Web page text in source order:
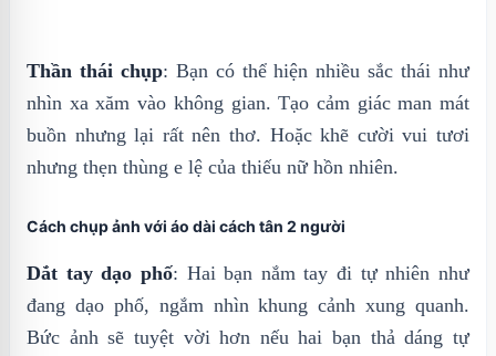
Thần thái chụp: Bạn có thể hiện nhiều sắc thái như
nhìn xa xăm vào không gian. Tạo cảm giác man mát
buồn nhưng lại rất nên thơ. Hoặc khẽ cười vui tươi
nhưng thẹn thùng e lệ của thiếu nữ hồn nhiên.
Cách chụp ảnh với áo dài cách tân 2 người
Dắt tay dạo phố: Hai bạn nắm tay đi tự nhiên như
đang dạo phố, ngắm nhìn khung cảnh xung quanh.
Bức ảnh sẽ tuyệt vời hơn nếu hai bạn thả dáng tự